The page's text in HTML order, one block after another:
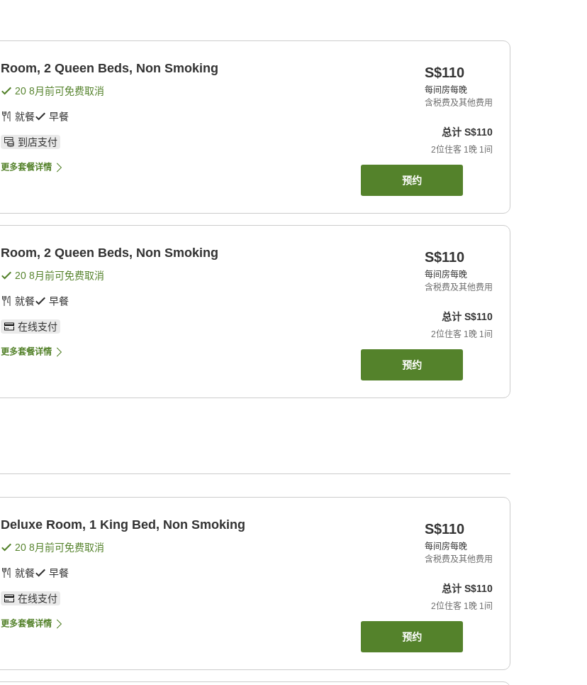
Room, 2 Queen Beds, Non Smoking
20 8月前可免费取消
就餐 早餐
到店支付
更多套餐详情
S$110
每间房每晚
含税费及其他费用
总计 S$110
2位住客 1晚 1间
预约
Room, 2 Queen Beds, Non Smoking
20 8月前可免费取消
就餐 早餐
在线支付
更多套餐详情
S$110
每间房每晚
含税费及其他费用
总计 S$110
2位住客 1晚 1间
预约
Deluxe Room, 1 King Bed, Non Smoking
20 8月前可免费取消
就餐 早餐
在线支付
更多套餐详情
S$110
每间房每晚
含税费及其他费用
总计 S$110
2位住客 1晚 1间
预约